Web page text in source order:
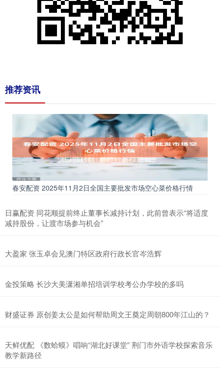
推荐资讯
春安配资 2025年11月2日全国主要批发市场空心菜价格行情
日赢配资 同花顺提前终止董事长减持计划，此前曾表示“将适度
减持股份，让渡市场参与机会”
大盈家 张玉卓会见澳门特区政府行政长官岑浩辉
金投策略 长沙大美潇湘单招培训学校考公办学校的多吗
财盛证券 原创姜太公是如何帮助周文王奠定周朝800年江山的？
天鲜优配 《数蛤蟆》唱响“湖北好课堂” 荆门市外语学校探索音乐
教学新路径